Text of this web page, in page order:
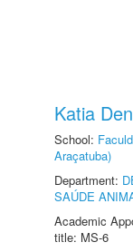
Katia
School:
Araçatuba)
Department:
SAÚDE
Academic
title: MS-6